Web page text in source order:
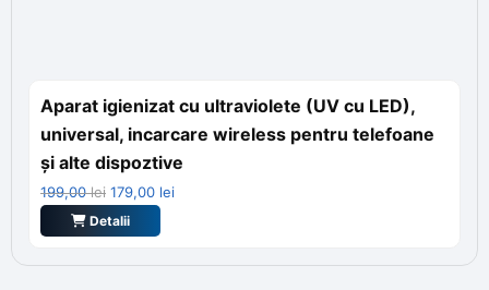
Aparat igienizat cu ultraviolete (UV cu LED),
universal, incarcare wireless pentru telefoane
și alte dispoztive
199,00lei Prețul
inițial
179,00 leiPrețul
Detalii